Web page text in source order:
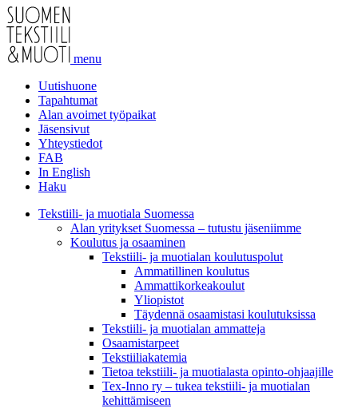
menu
Uutishuone
Tapahtumat
Alan avoimet työpaikat
Jäsensivut
Yhteystiedot
FAB
In English
Haku
Tekstiili- ja muotiala Suomessa
Alan yritykset Suomessa – tutustu jäseniimme
Koulutus ja osaaminen
Tekstiili- ja muotialan koulutuspolut
Ammatillinen koulutus
Ammattikorkeakoulut
Yliopistot
Täydennä osaamistasi koulutuksissa
Tekstiili- ja muotialan ammatteja
Osaamistarpeet
Tekstiiliakatemia
Tietoa tekstiili- ja muotialasta opinto-ohjaajille
Tex-Inno ry – tukea tekstiili- ja muotialan
kehittämiseen